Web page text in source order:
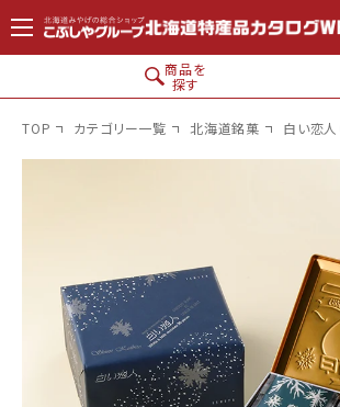
コンテン
ツに進
商品を
探す
TOP カテゴリー一覧 北海道銘菓 白い恋人